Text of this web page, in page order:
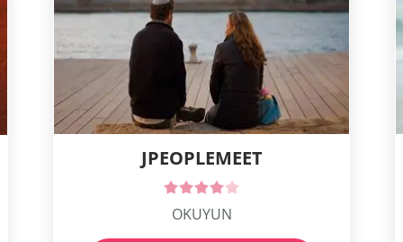
JPEOPLEMEET
OKUYUN